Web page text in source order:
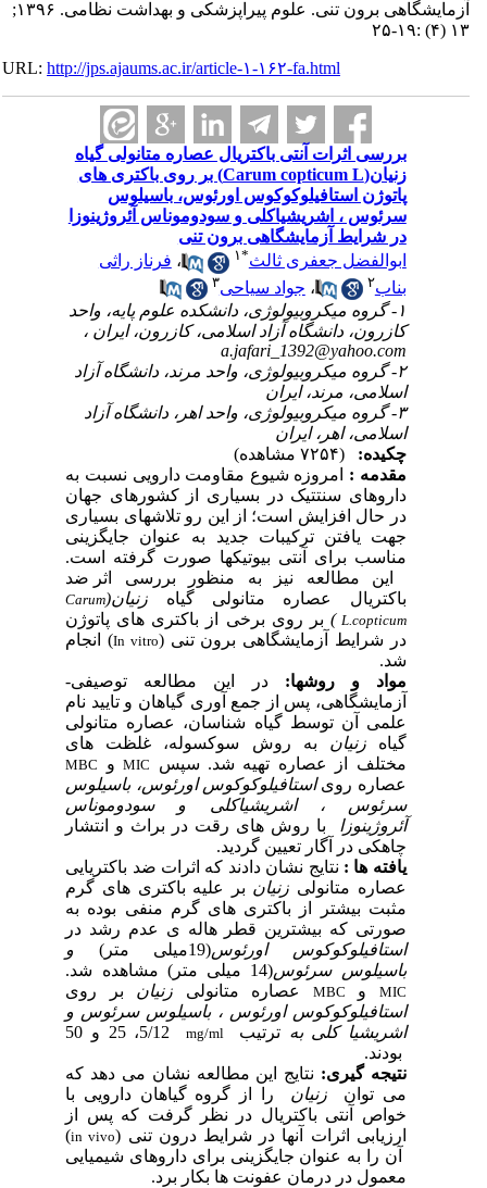
آزمایشگاهی برون تنی. علوم پیراپزشکی و بهداشت نظامی. ۱۳۹۶;
۱۳ (۴) :۱۹-۲۵
URL:http://jps.ajaums.ac.ir/article-۱-۱۶۲-fa.html
بررسی اثرات آنتی باکتریال عصاره متانولی گیاه
زنیان(Carum copticum L) بر روی باکتری های
پاتوژن استافیلوکوکوس اورئوس، باسیلوس
سرئوس ، اشریشیاکلی و سودوموناس آئروژینوزا
در شرایط آزمایشگاهی برون تنی
ابوالفضل جعفری ثالث* ۱ ،فرناز راثی
بناب
،جواد سیاحی
۱- گروه میکروبیولوژی، دانشکده علوم پایه، واحد
کازرون، دانشگاه آزاد اسلامی، کازرون، ایران ،
a.jafari_1392@yahoo.com
۲- گروه میکروبیولوژی، واحد مرند، دانشگاه آزاد
اسلامی، مرند، ایران
۳- گروه میکروبیولوژی، واحد اهر، دانشگاه آزاد
اسلامی، اهر، ایران
چکیده:
مقدمه :امروزه شیوع مقاومت دارویی نسبت به
داروهای سنتتیک در بسیاری از کشورهای جهان
در حال افزایش است؛ از این رو تلاشهای بسیاری
جهت یافتن ترکیبات جدید به عنوان
جایگزینی
مناسب برای آنتی بیوتیکها صورت گرفته است.
این
مطالعه نیز به منظور بررسی
اثر ضد
باکتریالعصاره متانولی گیاه زنیان(Carum
copticum
L.
)بر روی برخی از باکتری های پاتوژن
در شرایط آزمایشگاهی برون تنی ( In vitro ) انجام
شد.
مواد و روشها:در این مطالعه توصیفی-
آزمایشگاهی، پس از جمع آوری گیاهان و تایید نام
علمی آن توسط گیاه شناسان،عصاره متانولی
گیاه زنیان به روش سوکسوله، غلظت های
مختلف از عصاره تهیه شد.سپس MICوMBC
عصاره رویاستافیلوکوکوس اورئوس، باسیلوس
سرئوس ، اشریشیاکلی و سودوموناس
آئروژینوزا
روش های رقت در براث و انتشار
چاهکی در آگار تعیین گردید.
یافته ها :نتایج نشان دادند که اثرات ضد باکتریایی
عصاره متانولی زنیانبر علیه باکتری های گرم
مثبت بیشتر از باکتری های گرم منفی بوده به
صورتی که بیشترین قطر هاله ی عدم رشد در
استافیلوکوکوس اورئوس(19میلی متر)
و
باسیلوس سرئوس(14 میلی متر) مشاهده شد.
MICو MBCعصاره متانولی زنیان بر روی
استافیلوکوکوس اورئوس ، باسیلوس سرئوس و
اشریشیا کلی بهترتیبmg/ml
5/12، 25 و 50
بودند.
نتیجه گیری:نتایج این مطالعه نشان می دهد که
می توان
زنیان
را از گروه گیاهان دارویی با
خواص آنتی باکتریال در نظر گرفت که پس از
ارزیابی اثرات آنها در شرایط درون تنی ( in vivo
)
آن را به عنوان جایگزینی برای داروهای شیمیایی
معمول در درمان عفونت ها بکار برد.